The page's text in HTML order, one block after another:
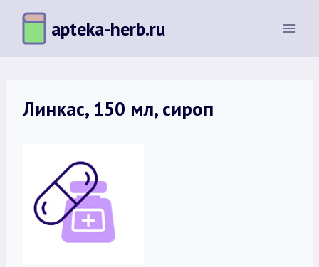
Перейти
содержимому
apteka-herb.ru
Линкас, 150 мл, сироп